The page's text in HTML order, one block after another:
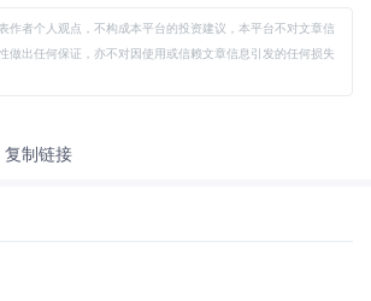
作者个人观点，不构成本平台的投资建议，本平台不对文章信
做出任何保证，亦不对因使用或信赖文章信息引发的任何损失
复制链接